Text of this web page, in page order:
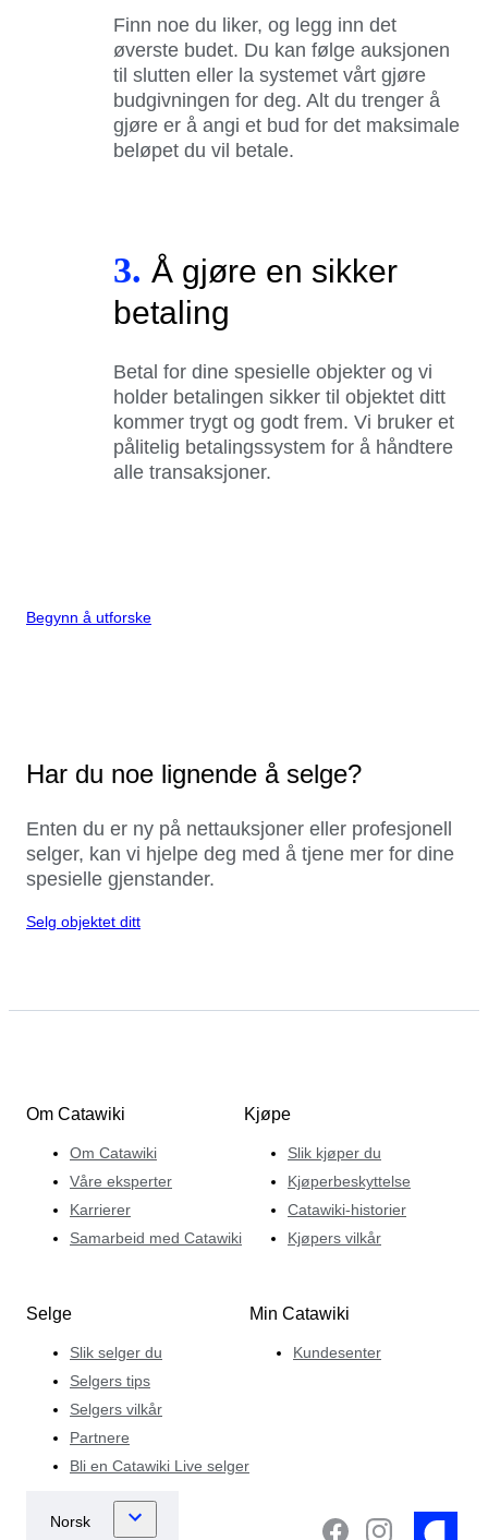
Finn noe du liker, og legg inn det
øverste budet. Du kan følge auksjonen
til slutten eller la systemet vårt gjøre
budgivningen for deg. Alt du trenger å
gjøre er å angi et bud for det maksimale
beløpet du vil betale.
3. Å gjøre en sikker
betaling
Betal for dine spesielle objekter og vi
holder betalingen sikker til objektet ditt
kommer trygt og godt frem. Vi bruker et
pålitelig betalingssystem for å håndtere
alle transaksjoner.
Begynn å utforske
Har du noe lignende å selge?
Enten du er ny på nettauksjoner eller profesjonell
selger, kan vi hjelpe deg med å tjene mer for dine
spesielle gjenstander.
Selg objektet ditt
Om Catawiki
Om Catawiki
Våre eksperter
Karrierer
Samarbeid med Catawiki
Kjøpe
Slik kjøper du
Kjøperbeskyttelse
Catawiki-historier
Kjøpers vilkår
Selge
Slik selger du
Selgers tips
Selgers vilkår
Partnere
Bli en Catawiki Live selger
Min Catawiki
Kundesenter